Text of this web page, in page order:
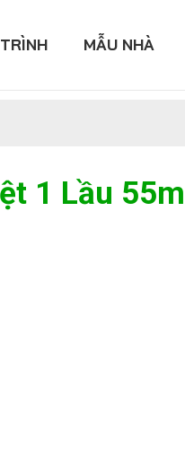
MẪU NHÀ
1 Lầu